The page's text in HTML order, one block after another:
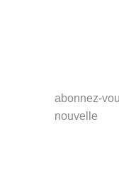
abonnez-
nouvelle